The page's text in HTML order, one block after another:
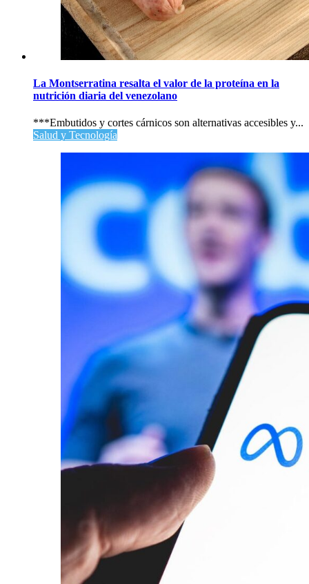
La Montserratina resalta el valor de la proteína en la
nutrición diaria del venezolano
***Embutidos y cortes cárnicos son alternativas accesibles y...
Salud y Tecnología